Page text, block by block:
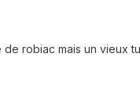
robiac mais un vieux